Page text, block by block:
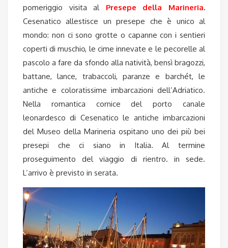
pomeriggio visita al Presepe della Marineria.
Cesenatico allestisce un presepe che è unico al
mondo: non ci sono grotte o capanne con i sentieri
coperti di muschio, le cime innevate e le pecorelle al
pascolo a fare da sfondo alla natività, bensì bragozzi,
battane, lance, trabaccoli, paranze e barchét, le
antiche e coloratissime imbarcazioni dell’Adriatico.
Nella romantica cornice del porto canale
leonardesco di Cesenatico le antiche imbarcazioni
del Museo della Marineria ospitano uno dei più bei
presepi che ci siano in Italia. Al termine
proseguimento del viaggio di rientro. in sede.
L’arrivo è previsto in serata.